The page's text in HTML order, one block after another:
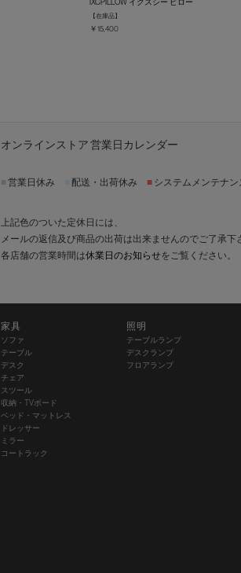
IXCPILLOW イクスシー ピロー
【在庫品】
￥15,400
オンラインストア 営業日カレンダー
営業日休み 配送・出荷休み ■ システムメンテナン
上記色のついた定休日には、
メールの返信及び商品の出荷は出来ませんのでご了承下
各店舗の営業時間は休業日のお知らせをご覧ください。
家具
ソファ
テーブル
デスク
チェア
スツール
収納・TVボード
ベッド・マットレス
ドレッサー
ミラー
コートラック
照明
テーブルランプ
デスクランプ
フロアランプ